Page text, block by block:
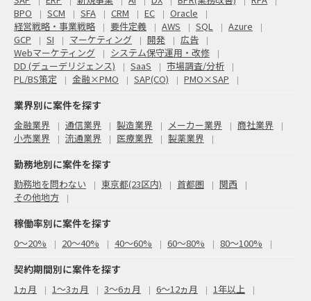
BPO
SCM SFA CRM EC
Oracle
経営戦略・事業戦略
要件定義 AWS SQL
Azure
GCP
SI マーケティング 開発
広告
Webマーケティング
システム保守運用・改修
DD (デューデリジェンス)
SaaS
市場調査/分析
PL/BS策定
金融×PMO SAP(CO) PMO×SAP
業界別に案件を探す
金融業界 通信業界 製造業界 メーカー業界
商社業界
小売業界
流通業界 医療業界 製薬業界
勤務地別に案件を探す
勤務地を問わない 東京都(23区内) 首都圏
関西
その他地方
稼働率別に案件を探す
0〜20% 20〜40% 40〜60% 60〜80% 80〜100%
契約期間別に案件を探す
1ヵ月 1～3ヵ月 3～6ヵ月 6～12ヵ月 1年以上